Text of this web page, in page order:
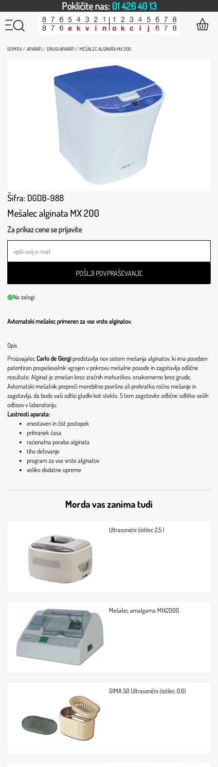
Pokličite nas:01 426 40 13
DOMOV / APARATI / DRUGI APARATI / MEŠALEC ALGINATA MX 200
Šifra: DGDB-988
Mešalec alginata MX 200
Za prikaz cene se prijavite
POŠLJI POVPRAŠEVANJE
Na zalogi
Avtomatski mešalec primeren za vse vrste alginatov.
Opis
ProizvajalecCarlo de Giorgipredstavlja nov sistem mešanja alginatov, ki ima poseben
patentiran pospeševalnik vgrajen v pokrovu mešalne posode in zagotavlja odlične
rezultate. Alginat je zmešan brez zračnih mehurčkov, enakomerno brez grudic.
Avtomatski mešalnik prepreči morebitno površno ali prekratko ročno mešanje in
zagotavlja, da bodo vaši odtisi gladki kot steklo. S tem zagotovite odlične odlitke vaših
odtisov v laboratoriju.
Lastnosti aparata:
enostaven in čist postopek
prihranek časa
racionalna poraba alginata
tiho delovanje
program za vse vrste alginatov
veliko dodatne opreme
Morda vas zanima tudi
Ultrasonični čistilec 2,5 l
Mešalec amalgama MIX2000
GIMA 50 Ultrasonični čistilec 0.6l